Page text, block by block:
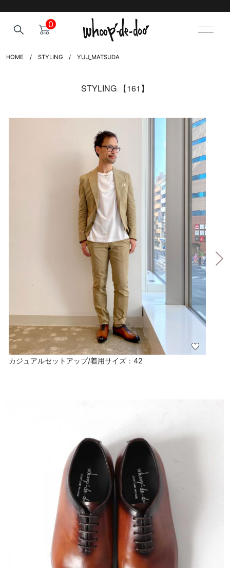
0
HOME STYLING YUU_MATSUDA
STYLING 【161】
カジュアルセットアップ/着用サイズ：42